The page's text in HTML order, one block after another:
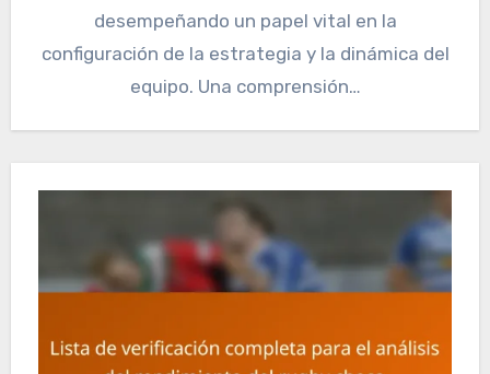
desempeñando un papel vital en la
configuración de la estrategia y la dinámica del
equipo. Una comprensión…